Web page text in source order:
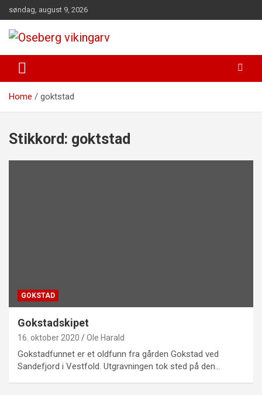
to
content
søndag, august 9, 2026
Oseberg vikingarv
Home goktstad
Stikkord: goktstad
GOKSTAD
Gokstadskipet
16. oktober 2020 Ole Harald
Gokstadfunnet er et oldfunn fra gården Gokstad ved
Sandefjord i Vestfold. Utgravningen tok sted på den…